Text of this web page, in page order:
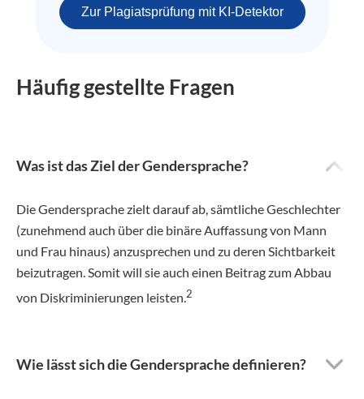
Zur Plagiatsprüfung mit KI-Detektor
Häufig gestellte Fragen
Was ist das Ziel der Gendersprache?
Die Gendersprache zielt darauf ab, sämtliche Geschlechter
(zunehmend auch über die binäre Auffassung von Mann
und Frau hinaus) anzusprechen und zu deren Sichtbarkeit
beizutragen. Somit will sie auch einen Beitrag zum Abbau
von Diskriminierungen leisten.2
Wie lässt sich die Gendersprache definieren?